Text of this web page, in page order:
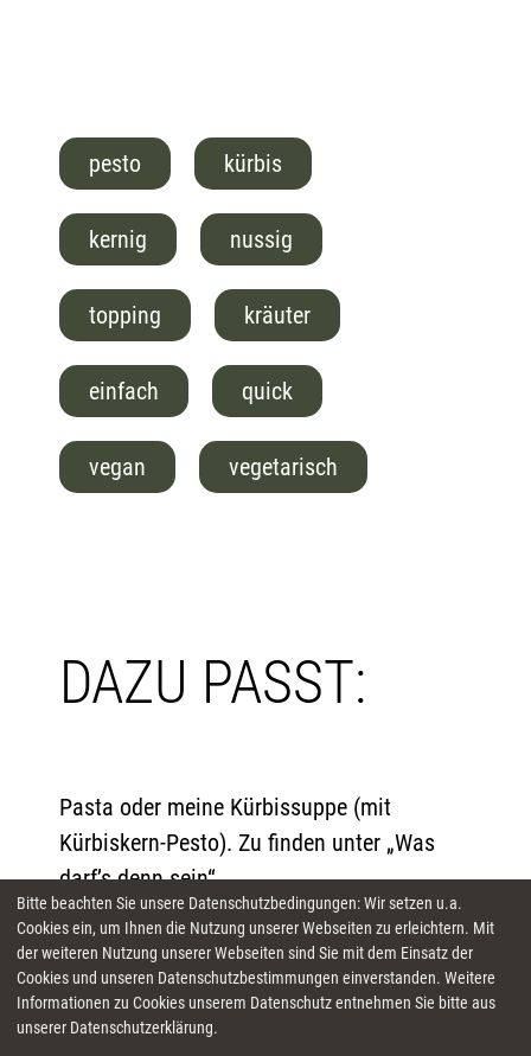
pesto kürbis
kernig nussig
topping kräuter
einfach quick
vegan vegetarisch
DAZU PASST:
Pasta oder meine Kürbissuppe (mit
Kürbiskern-Pesto). Zu finden unter „Was
darf’s denn sein“.
Bitte beachten Sie unsere Datenschutzbedingungen: Wir setzen u.a.
Cookies ein, um Ihnen die Nutzung unserer Webseiten zu erleichtern. Mit
der weiteren Nutzung unserer Webseiten sind Sie mit dem Einsatz der
Cookies und unseren Datenschutzbestimmungen einverstanden. Weitere
Informationen zu Cookies unserem Datenschutz entnehmen Sie bitte aus
unserer Datenschutzerklärung.